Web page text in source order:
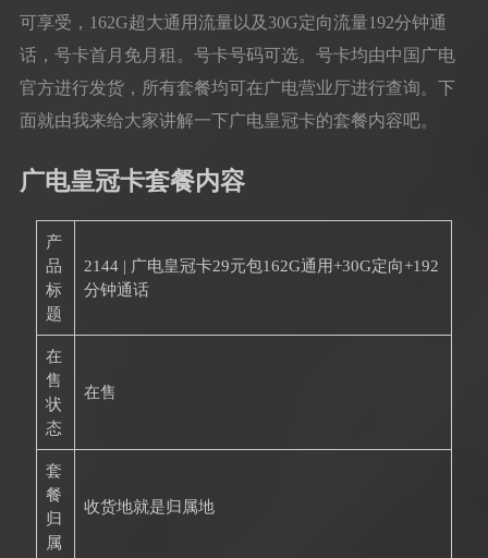
可享受，162G超大通用流量以及30G定向流量192分钟通
话，号卡首月免月租。号卡号码可选。号卡均由中国广电
官方进行发货，所有套餐均可在广电营业厅进行查询。下
面就由我来给大家讲解一下广电皇冠卡的套餐内容吧。
广电皇冠卡套餐内容
产
品
标
题
2144 | 广电皇冠卡29元包162G通用+30G定向+192
分钟通话
在
售
状
态
在售
套
餐
归
属
收货地就是归属地